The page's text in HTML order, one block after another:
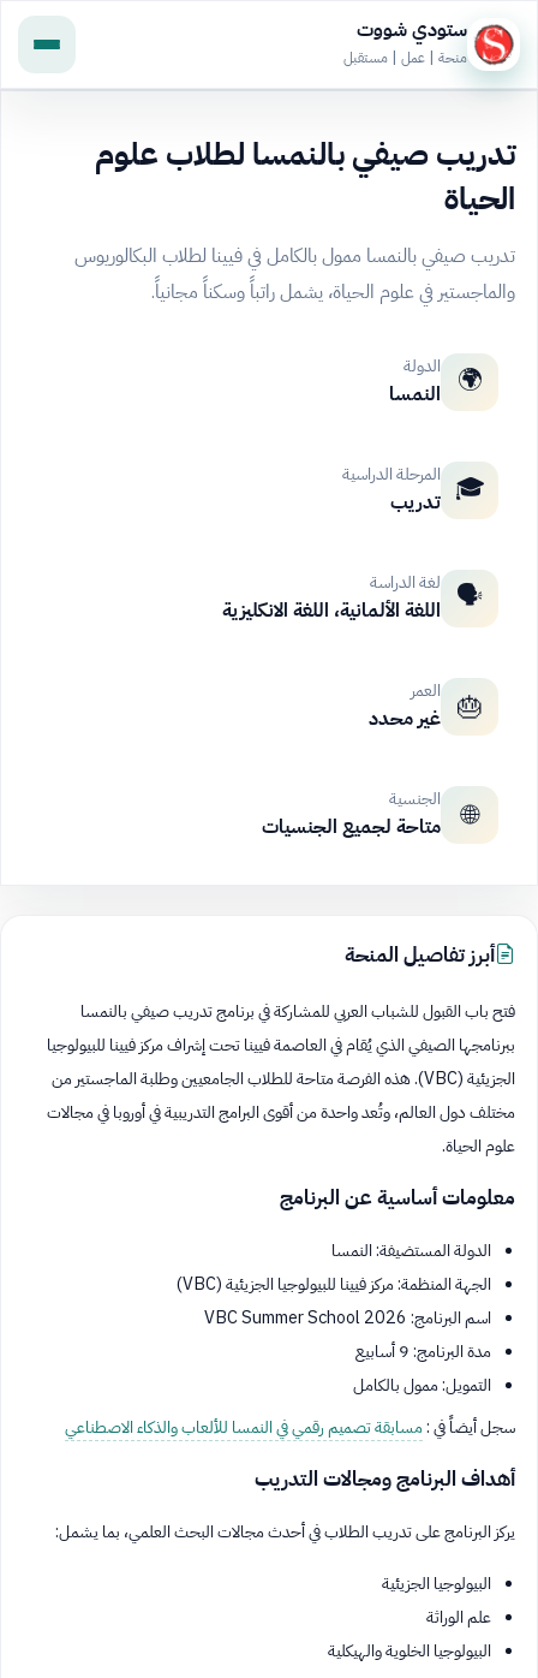
ستودي شووت
منحة | عمل | مستقبل
تدريب صيفي بالنمسا لطلاب علوم
الحياة
تدريب صيفي بالنمسا ممول بالكامل في فيينا لطلاب البكالوريوس
والماجستير في علوم الحياة، يشمل راتباً وسكناً مجانياً.
🌍 الدولة
النمسا
🎓 المرحلة الدراسية
تدريب
🗣️ لغة الدراسة
اللغة الألمانية، اللغة الانكليزية
🎂 العمر
غير محدد
🌐 الجنسية
متاحة لجميع الجنسيات
أبرز تفاصيل المنحة
فتح باب القبول للشباب العربي للمشاركة في برنامج تدريب صيفي بالنمسا
ببرنامجها الصيفي الذي يُقام في العاصمة فيينا تحت إشراف مركز فيينا للبيولوجيا
الجزيئية (VBC). هذه الفرصة متاحة للطلاب الجامعيين وطلبة الماجستير من
مختلف دول العالم، وتُعد واحدة من أقوى البرامج التدريبية في أوروبا في مجالات
علوم الحياة.
معلومات أساسية عن البرنامج
الدولة المستضيفة: النمسا
الجهة المنظمة: مركز فيينا للبيولوجيا الجزيئية (VBC)
اسم البرنامج: VBC Summer School 2026
مدة البرنامج: 9 أسابيع
التمويل: ممول بالكامل
سجل أيضاً في :مسابقة تصميم رقمي في النمسا للألعاب والذكاء الاصطناعي
أهداف البرنامج ومجالات التدريب
يركز البرنامج على تدريب الطلاب في أحدث مجالات البحث العلمي، بما يشمل:
البيولوجيا الجزيئية
علم الوراثة
البيولوجيا الخلوية والهيكلية